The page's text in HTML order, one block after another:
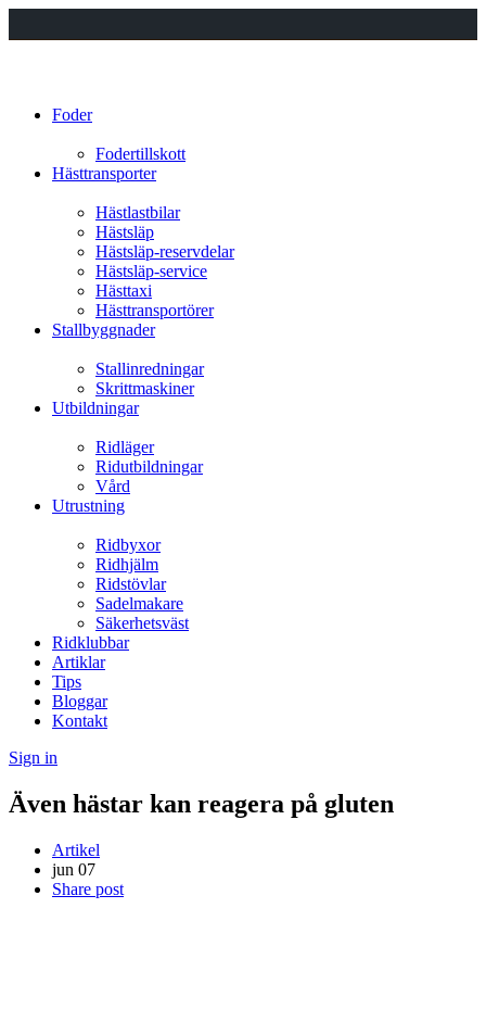
Foder
Fodertillskott
Hästtransporter
Hästlastbilar
Hästsläp
Hästsläp-reservdelar
Hästsläp-service
Hästtaxi
Hästtransportörer
Stallbyggnader
Stallinredningar
Skrittmaskiner
Utbildningar
Ridläger
Ridutbildningar
Vård
Utrustning
Ridbyxor
Ridhjälm
Ridstövlar
Sadelmakare
Säkerhetsväst
Ridklubbar
Artiklar
Tips
Bloggar
Kontakt
Sign in
Även hästar kan reagera på gluten
Artikel
jun 07
Share post